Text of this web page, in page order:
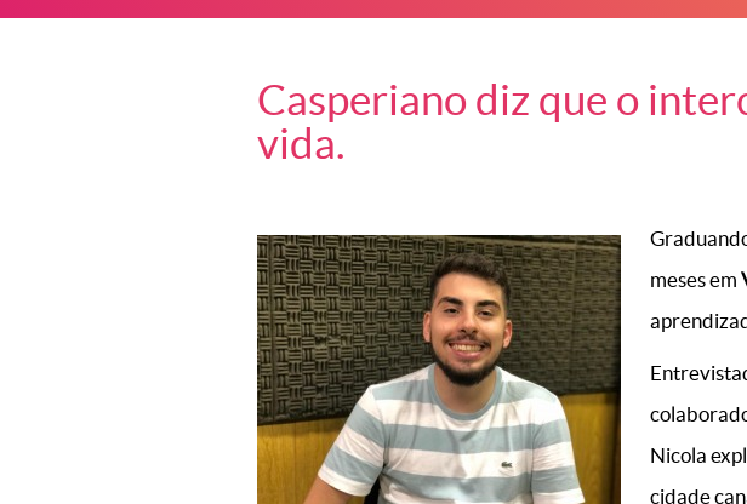
Casperiano diz que o
vida.
meses em
Nicola
cidade